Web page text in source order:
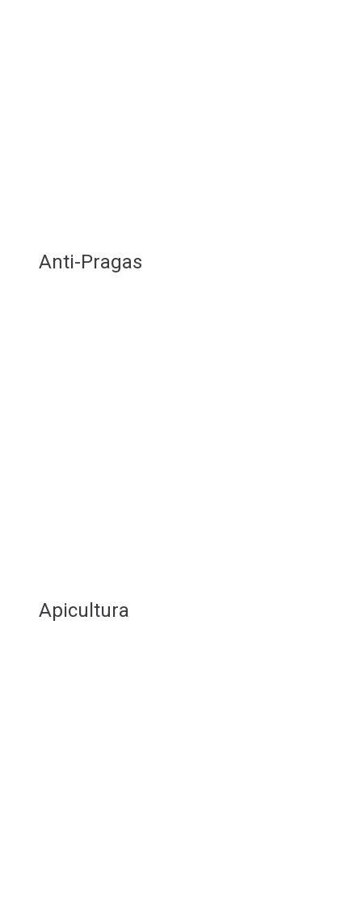
Anti-Pragas
Apicultura